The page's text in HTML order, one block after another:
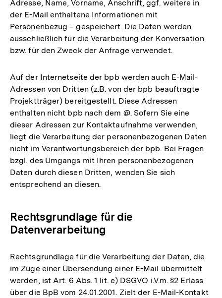
Adresse, Name, Vorname, Anschrift, ggf. weitere in
der E-Mail enthaltene Informationen mit
Personenbezug – gespeichert. Die Daten werden
ausschließlich für die Verarbeitung der Konversation
bzw. für den Zweck der Anfrage verwendet.
Auf der Internetseite der bpb werden auch E-Mail-
Adressen von Dritten (z.B. von der bpb beauftragte
Projektträger) bereitgestellt. Diese Adressen
enthalten nicht bpb nach dem @. Sofern Sie eine
dieser Adressen zur Kontaktaufnahme verwenden,
liegt die Verarbeitung der personenbezogenen Daten
nicht im Verantwortungsbereich der bpb. Bei Fragen
bzgl. des Umgangs mit Ihren personenbezogenen
Daten durch diesen Dritten, wenden Sie sich
entsprechend an diesen.
Rechtsgrundlage für die
Datenverarbeitung
Rechtsgrundlage für die Verarbeitung der Daten, die
im Zuge einer Übersendung einer E-Mail übermittelt
werden, ist Art. 6 Abs. 1 lit. e) DSGVO i.V.m. §2 Erlass
über die BpB vom 24.01.2001. Zielt der E-Mail-Kontakt